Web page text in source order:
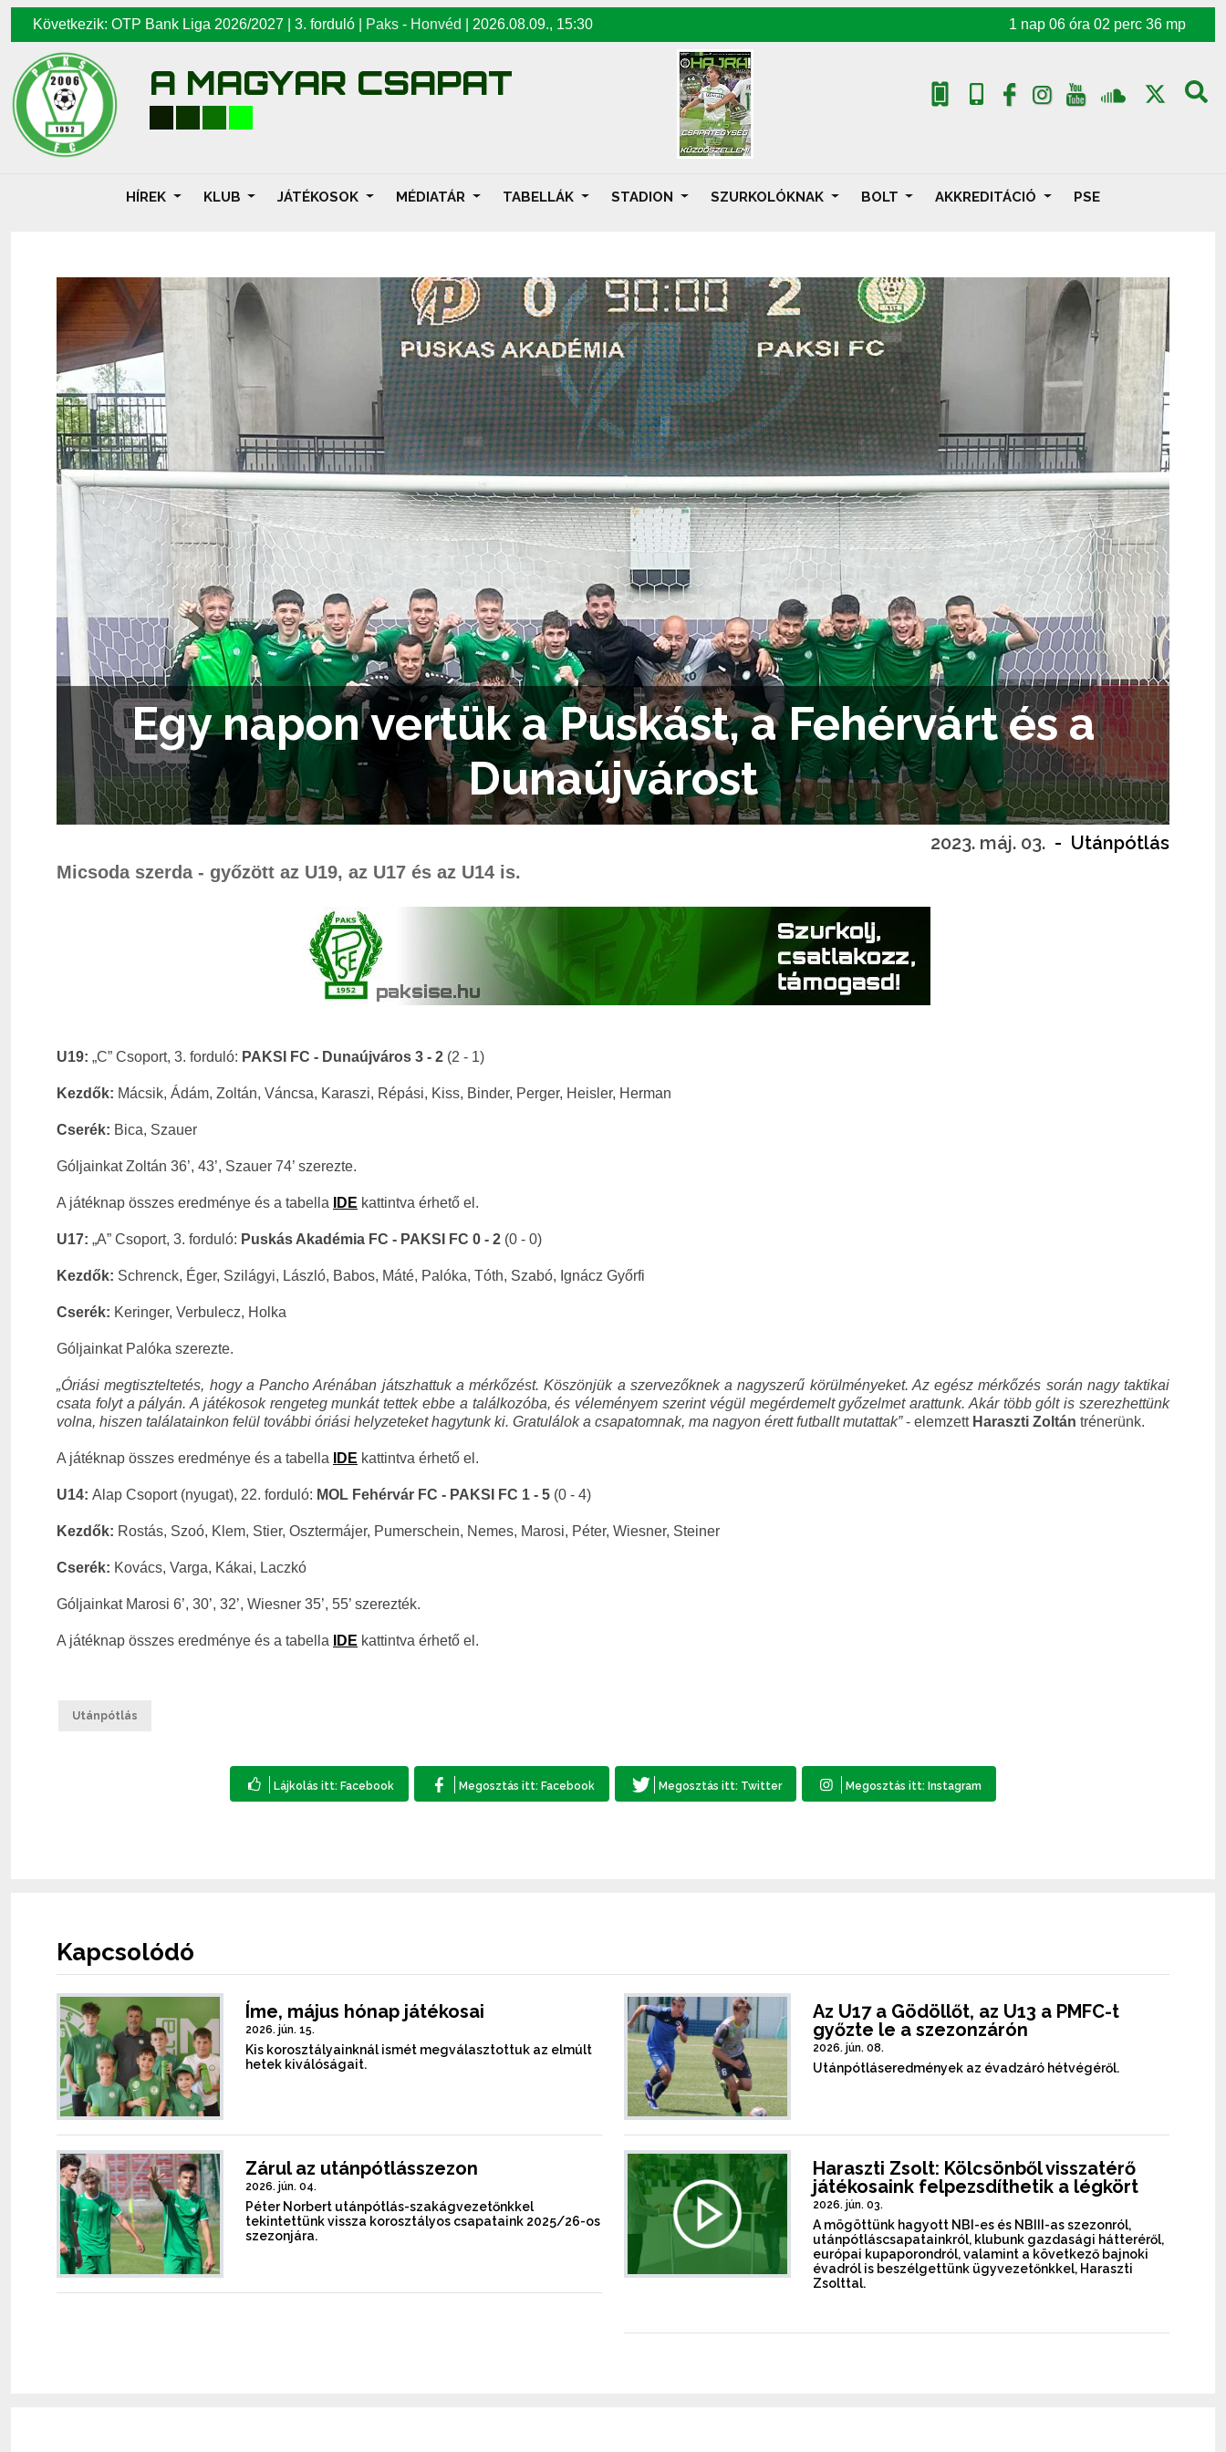
Következik: OTP Bank Liga 2026/2027 | 3. forduló | Paks - Honvéd 2026.08.09., 15:30 1 nap 06 óra 02 perc 35 mp
A MAGYAR CSAPAT
HÍREK KLUB JÁTÉKOSOK MÉDIATÁR TABELLÁK STADION SZURKOLÓKNAK BOLT AKKREDITÁCIÓ PSE
Egy napon vertük a Puskást, a Fehérvárt és a
Dunaújvárost
2023. máj. 03. - Utánpótlás
Micsoda szerda - győzött az U19, az U17 és az U14 is.
U19: „C” Csoport, 3. forduló: PAKSI FC - Dunaújváros 3 - 2 (2 - 1)
Kezdők: Mácsik, Ádám, Zoltán, Váncsa, Karaszi, Répási, Kiss, Binder, Perger, Heisler, Herman
Cserék: Bica, Szauer
Góljainkat Zoltán 36’, 43’, Szauer 74’ szerezte.
A játéknap összes eredménye és a tabella IDE kattintva érhető el.
U17: „A” Csoport, 3. forduló: Puskás Akadémia FC - PAKSI FC 0 - 2 (0 - 0)
Kezdők: Schrenck, Éger, Szilágyi, László, Babos, Máté, Palóka, Tóth, Szabó, Ignácz Győrfi
Cserék: Keringer, Verbulecz, Holka
Góljainkat Palóka szerezte.
„Óriási megtiszteltetés, hogy a Pancho Arénában játszhattuk a mérkőzést. Köszönjük a szervezőknek a nagyszerű körülményeket. Az egész mérkőzés során nagy taktikai
csata folyt a pályán. A játékosok rengeteg munkát tettek ebbe a találkozóba, és véleményem szerint végül megérdemelt győzelmet arattunk. Akár több gólt is szerezhettünk
volna, hiszen találatainkon felül további óriási helyzeteket hagytunk ki. Gratulálok a csapatomnak, ma nagyon érett futballt mutattak”- elemzett Haraszti Zoltán trénerünk.
A játéknap összes eredménye és a tabella IDE kattintva érhető el.
U14: Alap Csoport (nyugat), 22. forduló: MOL Fehérvár FC - PAKSI FC 1 - 5 (0 - 4)
Kezdők: Rostás, Szoó, Klem, Stier, Osztermájer, Pumerschein, Nemes, Marosi, Péter, Wiesner, Steiner
Cserék: Kovács, Varga, Kákai, Laczkó
Góljainkat Marosi 6’, 30’, 32’, Wiesner 35’, 55’ szerezték.
A játéknap összes eredménye és a tabella IDE kattintva érhető el.
Utánpótlás
Kapcsolódó
Íme, május hónap játékosai
2026. jún. 15.
Kis korosztályainknál ismét megválasztottuk az elmúlt
hetek kiválóságait.
Az U17 a Gödöllőt, az U13 a PMFC-t
győzte le a szezonzárón
2026. jún. 08.
Utánpótláseredmények az évadzáró hétvégéről.
Zárul az utánpótlásszezon
2026. jún. 04.
Péter Norbert utánpótlás-szakágvezetőnkkel
tekintettünk vissza korosztályos csapataink 2025/26-os
szezonjára.
Haraszti Zsolt: Kölcsönből visszatérő
játékosaink felpezsdíthetik a légkört
2026. jún. 03.
A mögöttünk hagyott NBI-es és NBIII-as szezonról,
utánpótláscsapatainkról, klubunk gazdasági hátteréről,
európai kupaporondról, valamint a következő bajnoki
évadról is beszélgettünk ügyvezetőnkkel, Haraszti
Zsolttal.